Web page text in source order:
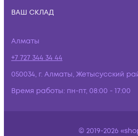
ВАШ СКЛАД
Алматы
+7 727 344 34 44
050034, г. Алматы, Жетысусский
Время работы: пн-пт, 08:00 - 17:00
© 2019-2026